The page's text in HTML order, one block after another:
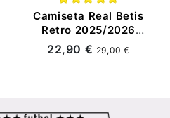
Camiseta Real Betis
Retro 2025/2026
Verde/Blanco
22,90 €29,00 €